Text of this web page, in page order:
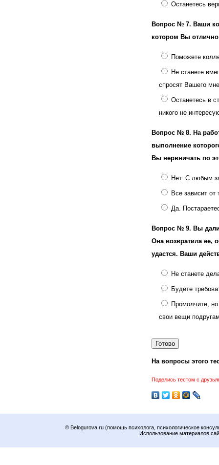
Останетесь
Вопрос № 7. Ваши
котором Вы отлично
Поможете
Не станете
спросят Вашего
Останетесь в
никого не
Вопрос № 8. На
выполнение
Вы нервничать по
Нет. С любым
Все зависит от
Да.
Вопрос № 9. Вы
Она возвратила ее,
удастся. Ваши
Не станете
Будете
Промолчите,
свои вещи
На вопросы этого
Поделись тестом с
© Belogurova.ru (помощь психолога, психологическое
Использование материалов